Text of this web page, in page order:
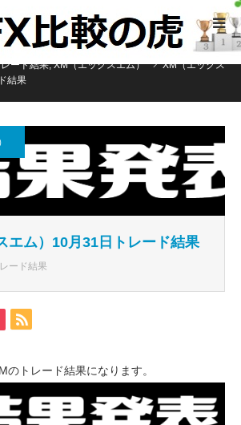
ード結果, XM（エックスエム）
XM（エックス
結果
エム）10月31日トレード結果
ード結果
のトレード結果になります。